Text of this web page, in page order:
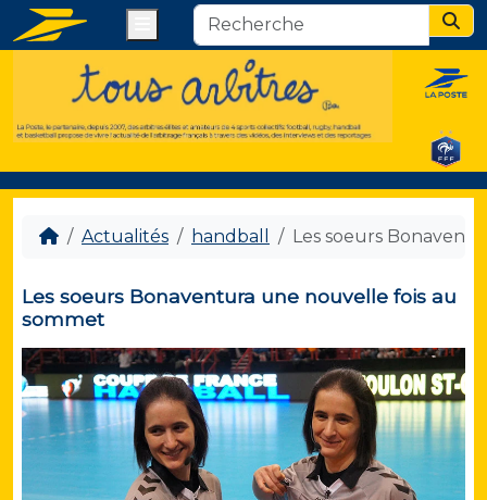
Actualités handball Les soeurs
Les soeurs Bonaventura une nouvelle fois au
sommet